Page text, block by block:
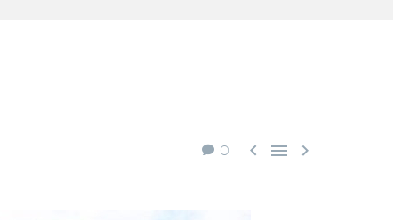
0   